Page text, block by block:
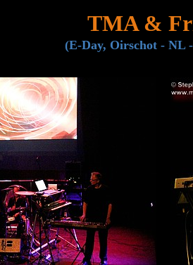
TMA &
(E-Day, Oirschot - NL